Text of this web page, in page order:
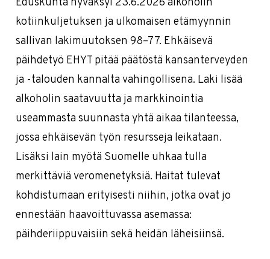
kotiinkuljetuksen ja ulkomaisen etämyynnin
sallivan lakimuutoksen 98–77. Ehkäisevä
päihdetyö EHYT pitää päätöstä kansanterveyden
ja -talouden kannalta vahingollisena. Laki lisää
alkoholin saatavuutta ja markkinointia
useammasta suunnasta yhtä aikaa tilanteessa,
jossa ehkäisevän työn resursseja leikataan.
Lisäksi lain myötä Suomelle uhkaa tulla
merkittäviä veromenetyksiä. Haitat tulevat
kohdistumaan erityisesti niihin, jotka ovat jo
ennestään haavoittuvassa asemassa:
päihderiippuvaisiin sekä heidän läheisiinsä.